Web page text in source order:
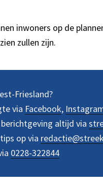
inwoners op de
zullen zijn.
Friesland?
via Facebook,
altijd via
op via
0228-322844